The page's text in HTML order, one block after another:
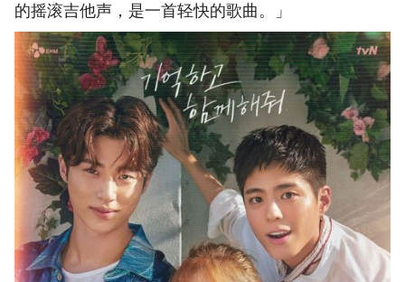
的摇滚吉他声，是一首轻快的歌曲。」